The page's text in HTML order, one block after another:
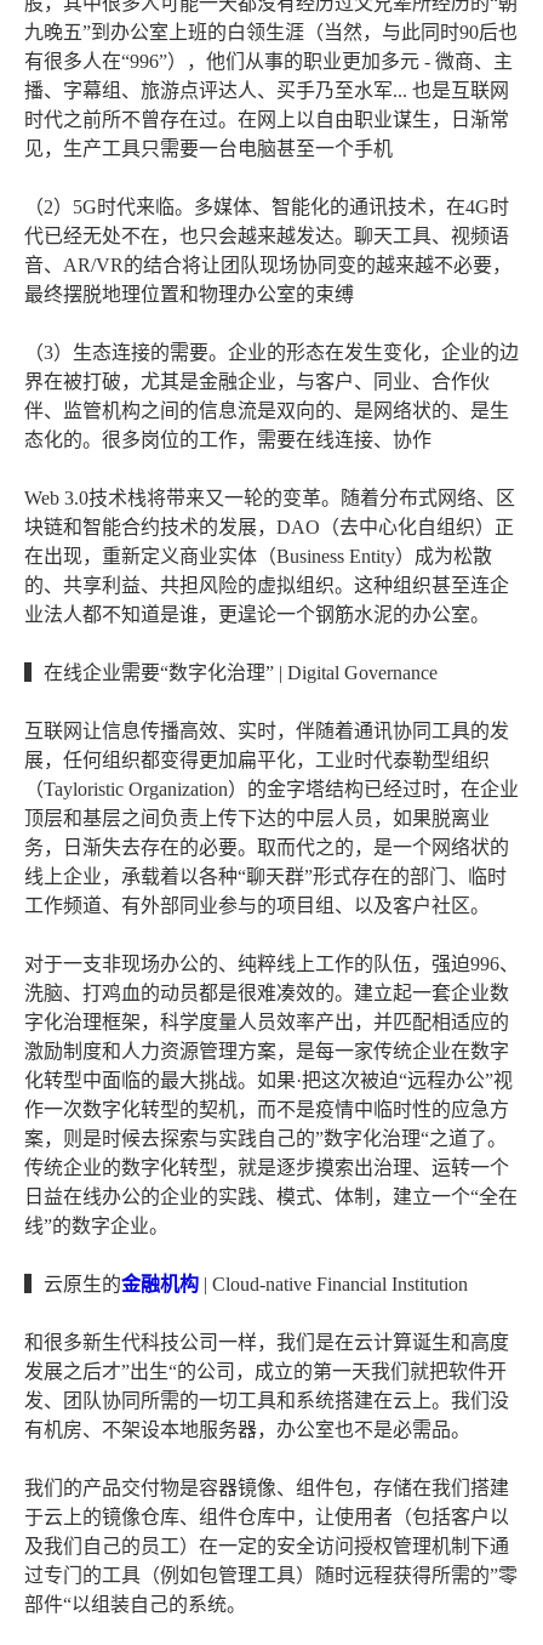
九晚五”到办公室上班的白领生涯（当然，与此同时90后也
有很多人在“996”），他们从事的职业更加多元 - 微商、主
播、字幕组、旅游点评达人、买手乃至水军... 也是互联网
时代之前所不曾存在过。在网上以自由职业谋生，日渐常
见，生产工具只需要一台电脑甚至一个手机
（2）5G时代来临。多媒体、智能化的通讯技术，在4G时
代已经无处不在，也只会越来越发达。聊天工具、视频语
音、AR/VR的结合将让团队现场协同变的越来越不必要，
最终摆脱地理位置和物理办公室的束缚
（3）生态连接的需要。企业的形态在发生变化，企业的边
界在被打破，尤其是金融企业，与客户、同业、合作伙
伴、监管机构之间的信息流是双向的、是网络状的、是生
态化的。很多岗位的工作，需要在线连接、协作
Web 3.0技术栈将带来又一轮的变革。随着分布式网络、区
块链和智能合约技术的发展，DAO（去中心化自组织）正
在出现，重新定义商业实体（Business Entity）成为松散
的、共享利益、共担风险的虚拟组织。这种组织甚至连企
业法人都不知道是谁，更遑论一个钢筋水泥的办公室。
▍在线企业需要“数字化治理” | Digital Governance
互联网让信息传播高效、实时，伴随着通讯协同工具的发
展，任何组织都变得更加扁平化，工业时代泰勒型组织
（Tayloristic Organization）的金字塔结构已经过时，在企业
顶层和基层之间负责上传下达的中层人员，如果脱离业
务，日渐失去存在的必要。取而代之的，是一个网络状的
线上企业，承载着以各种“聊天群”形式存在的部门、临时
工作频道、有外部同业参与的项目组、以及客户社区。
对于一支非现场办公的、纯粹线上工作的队伍，强迫996、
洗脑、打鸡血的动员都是很难凑效的。建立起一套企业数
字化治理框架，科学度量人员效率产出，并匹配相适应的
激励制度和人力资源管理方案，是每一家传统企业在数字
化转型中面临的最大挑战。如果·把这次被迫“远程办公”视
作一次数字化转型的契机，而不是疫情中临时性的应急方
案，则是时候去探索与实践自己的”数字化治理“之道了。
传统企业的数字化转型，就是逐步摸索出治理、运转一个
日益在线办公的企业的实践、模式、体制，建立一个“全在
线”的数字企业。
▍云原生的金融机构 | Cloud-native Financial Institution
和很多新生代科技公司一样，我们是在云计算诞生和高度
发展之后才”出生“的公司，成立的第一天我们就把软件开
发、团队协同所需的一切工具和系统搭建在云上。我们没
有机房、不架设本地服务器，办公室也不是必需品。
我们的产品交付物是容器镜像、组件包，存储在我们搭建
于云上的镜像仓库、组件仓库中，让使用者（包括客户以
及我们自己的员工）在一定的安全访问授权管理机制下通
过专门的工具（例如包管理工具）随时远程获得所需的”零
部件“以组装自己的系统。